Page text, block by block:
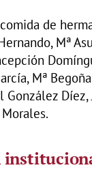
de
Mª
Mª
Díez,